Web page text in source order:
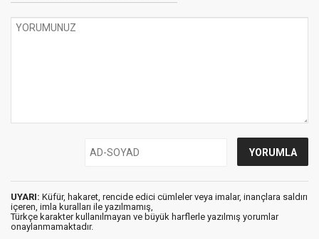
UYARI: Küfür, hakaret, rencide edici cümleler veya imalar, inançlara saldırı
içeren, imla kuralları ile yazılmamış,
Türkçe karakter kullanılmayan ve büyük harflerle yazılmış yorumlar
onaylanmamaktadır.